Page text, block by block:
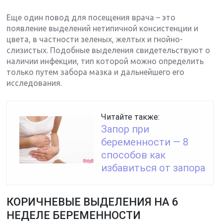
Еще один повод для посещения врача – это
появление выделений нетипичной консистенции и
цвета, в частности зеленых, желтых и гнойно-
слизистых. Подобные выделения свидетельствуют о
наличии инфекции, тип которой можно определить
только путем забора мазка и дальнейшего его
исследования.
Читайте также:
Запор при
беременности — 8
способов как
избавиться от запора
КОРИЧНЕВЫЕ ВЫДЕЛЕНИЯ НА 6
НЕДЕЛЕ БЕРЕМЕННОСТИ